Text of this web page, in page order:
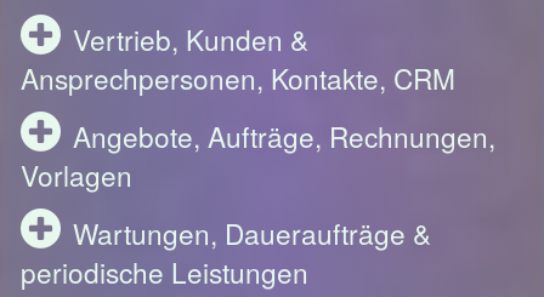
Vertrieb, Kunden &
Ansprechpersonen, Kontakte, CRM
Angebote, Aufträge, Rechnungen,
Vorlagen
Wartungen, Daueraufträge &
periodische Leistungen